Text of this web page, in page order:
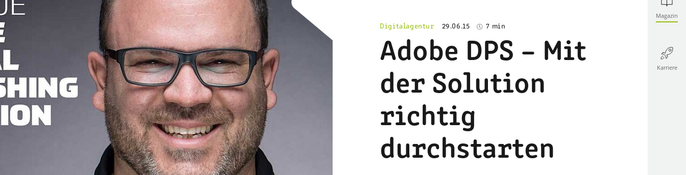
Magazin
Karriere
Digitalagentur 29.06.15 7 min
Adobe DPS – Mit
der Solution
richtig
durchstarten